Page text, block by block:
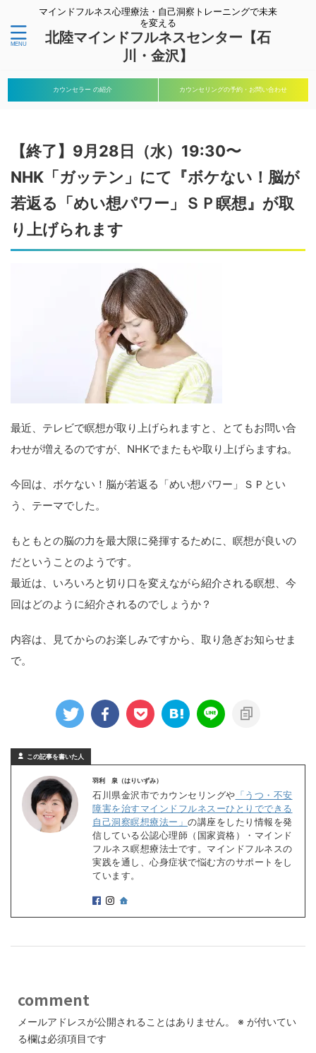
マインドフルネス心理療法・自己洞察トレーニングで未来
を変える
北陸マインドフルネスセンター【石
川・金沢】
カウンセラー の紹介 カウンセリングの予約・お問い合わせ
【終了】9月28日（水）19:30〜
NHK「ガッテン」にて『ボケない！脳が
若返る「めい想パワー」ＳＰ瞑想』が取
り上げられます
最近、テレビで瞑想が取り上げられますと、とてもお問い合
わせが増えるのですが、NHKでまたもや取り上げらますね。
今回は、ボケない！脳が若返る「めい想パワー」ＳＰとい
う、テーマでした。
もともとの脳の力を最大限に発揮するために、瞑想が良いの
だということのようです。
最近は、いろいろと切り口を変えながら紹介される瞑想、今
回はどのように紹介されるのでしょうか？
内容は、見てからのお楽しみですから、取り急ぎお知らせま
で。
この記事を書いた人
羽利 泉（はりいずみ）
石川県金沢市でカウンセリングや 「うつ・不安
障害を治すマインドフルネスーひとりでできる
自己洞察瞑想療法ー」 の講座をしたり情報を発
信している公認心理師（国家資格）・マインド
フルネス瞑想療法士です。マインドフルネスの
実践を通し、心身症状で悩む方のサポートをし
ています。
comment
メールアドレスが公開されることはありません。 ※ が付いてい
る欄は必須項目です